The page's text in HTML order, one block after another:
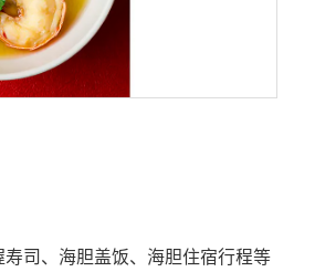
司、海胆盖饭、海胆住宿行程等